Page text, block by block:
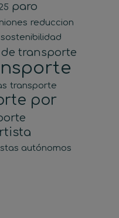
paro
reduccion
sostenibilidad
transporte
transporte
por
autónomos